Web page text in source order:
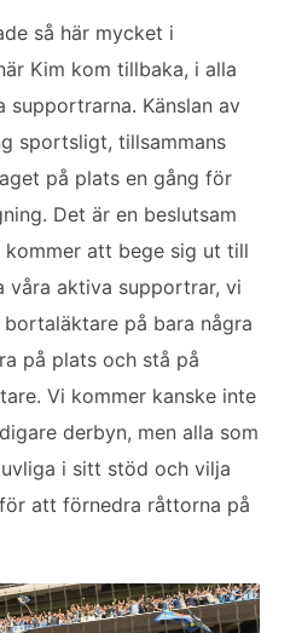
så här mycket i
Kim kom tillbaka, i alla
Känslan av
sportsligt, tillsammans
på plats en gång för
Det är en beslutsam
kommer att bege sig ut till
våra aktiva supportrar, vi
på bara några
på plats och stå på
Vi kommer kanske inte
derbyn, men alla som
i sitt stöd och vilja
att förnedra råttorna på